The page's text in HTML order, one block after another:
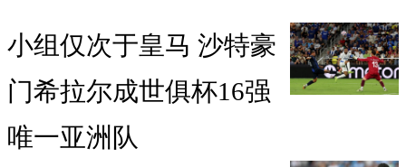
小组仅次于皇马 沙特豪
门希拉尔成世俱杯16强
唯一亚洲队